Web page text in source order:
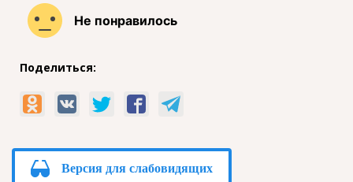
Не понравилось
Поделиться:
Версия для слабовидящих